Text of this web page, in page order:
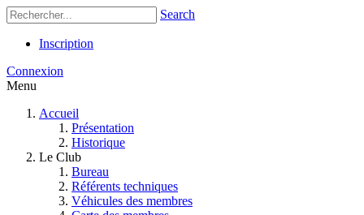
Search
Inscription
Connexion
Menu
Accueil
Présentation
Historique
Le Club
Bureau
Référents techniques
Véhicules des membres